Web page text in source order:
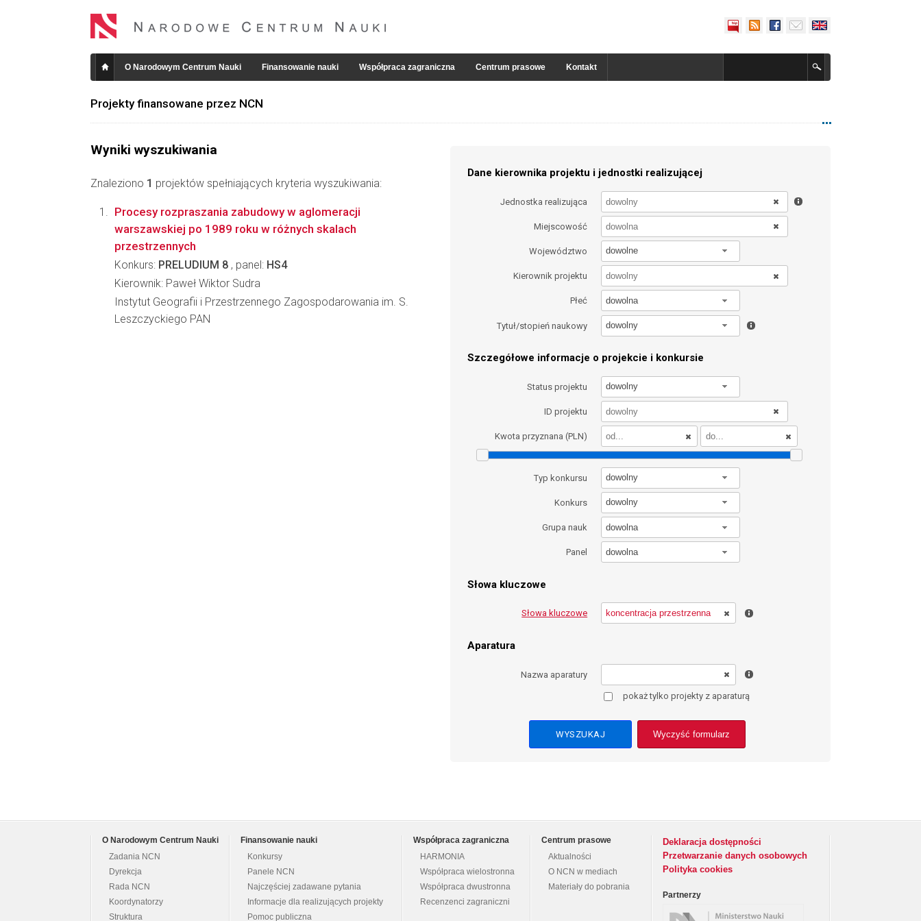
O Narodowym Centrum Nauki Finansowanie nauki Współpraca zagraniczna Centrum prasowe Kontakt
Projekty finansowane przez NCN
Wyniki wyszukiwania
Znaleziono 1 projektów spełniających kryteria wyszukiwania:
Dane kierownika projektu i jednostki realizującej
Jednostka realizująca
Miejscowość
Województwo dowolne
Kierownik projektu
Płeć dowolna
Tytuł/stopień naukowy dowolny
Szczegółowe informacje o projekcie i konkursie
Status projektu dowolny
ID projektu
Kwota przyznana (PLN)
Typ konkursu dowolny
Konkurs dowolny
Grupa nauk dowolna
Panel dowolna
Słowa kluczowe
Słowa kluczowe
Aparatura
Nazwa aparatury
pokaż tylko projekty z aparaturą
Wyczyść formularz
Procesy rozpraszania zabudowy w aglomeracji
warszawskiej po 1989 roku w różnych skalach
przestrzennych
Konkurs: PRELUDIUM 8 , panel: HS4
Kierownik: Paweł Wiktor Sudra
Instytut Geografii i Przestrzennego Zagospodarowania im. S.
Leszczyckiego PAN
O Narodowym Centrum Nauki
Zadania NCN
Dyrekcja
Rada NCN
Koordynatorzy
Struktura
Finansowanie nauki
Konkursy
Panele NCN
Najczęściej zadawane pytania
Informacje dla realizujących projekty
Pomoc publiczna
Współpraca zagraniczna
HARMONIA
Współpraca wielostronna
Współpraca dwustronna
Recenzenci zagraniczni
Centrum prasowe
Aktualności
O NCN w mediach
Materiały do pobrania
Deklaracja dostępności
Przetwarzanie danych osobowych
Polityka cookies
Partnerzy